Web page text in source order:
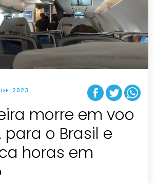
2023
morre em voo
para o Brasil e
horas em